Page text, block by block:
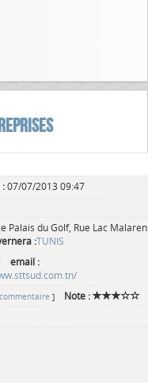
:07/07/2013 09:47
Palais du Golf, Rue Lac Malaren
:TUNIS
email :
] Note :